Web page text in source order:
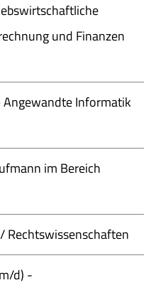
und Finanzen
Informatik
im Bereich
d) -